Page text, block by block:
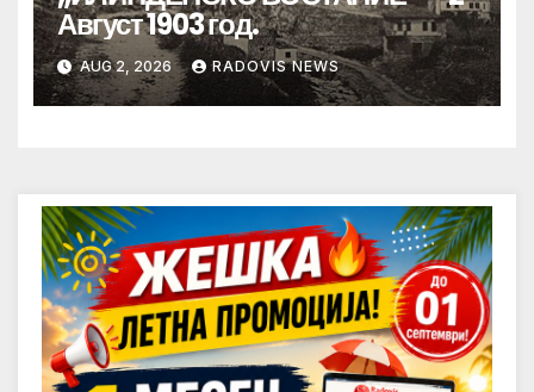
Август 1903 год.
AUG 2, 2026 RADOVIS NEWS